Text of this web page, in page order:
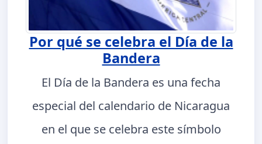
Por qué se celebra el Día de la
Bandera
El Día de la Bandera es una fecha
especial del calendario de Nicaragua
en el que se celebra este símbolo